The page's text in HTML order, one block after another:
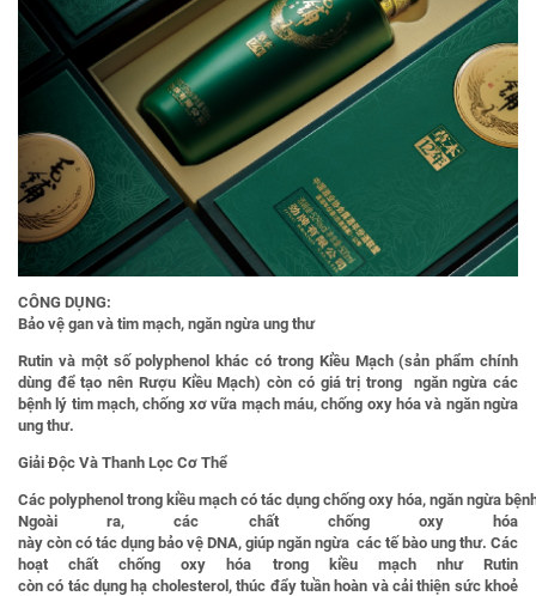
CÔNG DỤNG:
Bảo vệ gan và tim mạch, ngăn ngừa ung thư
Rutin và một số polyphenol khác có trong Kiều Mạch (sản phẩm chính
dùng để tạo nên Rượu Kiều Mạch) còn có giá trị trong ngăn ngừa các
bệnh lý tim mạch, chống xơ vữa mạch máu, chống oxy hóa và ngăn ngừa
ung thư.
Giải Độc Và Thanh Lọc Cơ Thể
Các polyphenol trong kiều mạch có tác dụng chống oxy hóa, ngăn ngừa
Ngoài ra, các chất chống oxy hóa
này còn có tác dụng bảo vệ DNA, giúp ngăn ngừa các tế bào ung thư. Các
hoạt chất chống oxy hóa trong kiều mạch như Rutin
còn có tác dụng hạ cholesterol, thúc đẩy tuần hoàn và cải thiện sức khoẻ